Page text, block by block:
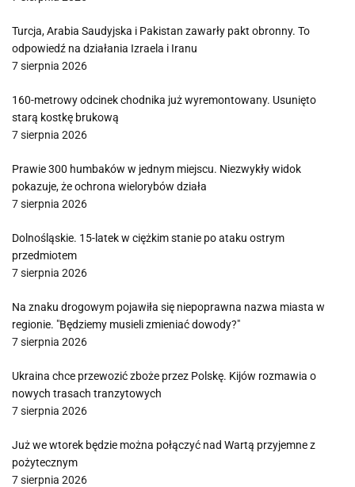
Turcja, Arabia Saudyjska i Pakistan zawarły pakt obronny. To
odpowiedź na działania Izraela i Iranu
7 sierpnia 2026
160-metrowy odcinek chodnika już wyremontowany. Usunięto
starą kostkę brukową
7 sierpnia 2026
Prawie 300 humbaków w jednym miejscu. Niezwykły widok
pokazuje, że ochrona wielorybów działa
7 sierpnia 2026
Dolnośląskie. 15-latek w ciężkim stanie po ataku ostrym
przedmiotem
7 sierpnia 2026
Na znaku drogowym pojawiła się niepoprawna nazwa miasta w
regionie. "Będziemy musieli zmieniać dowody?"
7 sierpnia 2026
Ukraina chce przewozić zboże przez Polskę. Kijów rozmawia o
nowych trasach tranzytowych
7 sierpnia 2026
Już we wtorek będzie można połączyć nad Wartą przyjemne z
pożytecznym
7 sierpnia 2026